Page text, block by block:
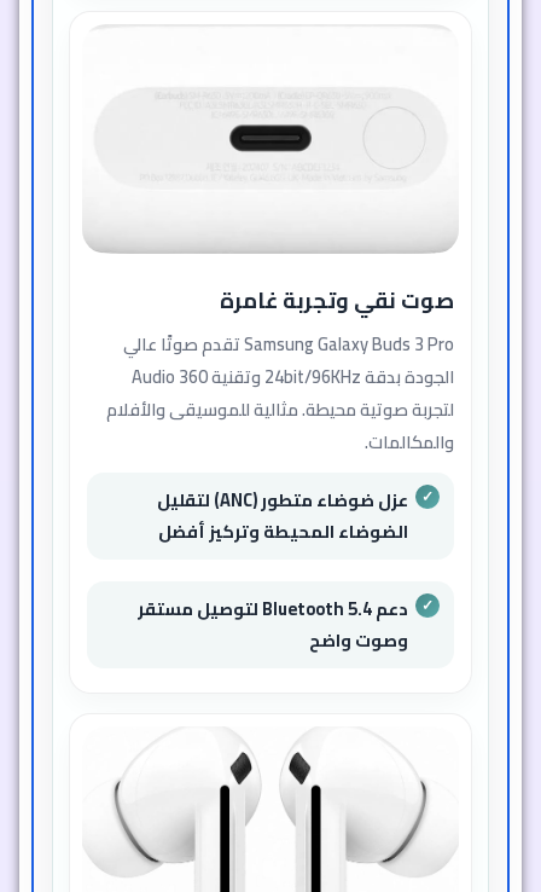
صوت نقي وتجربة غامرة
Samsung Galaxy Buds 3 Pro تقدم صوتًا عالي
الجودة بدقة 24bit/96KHz وتقنية 360 Audio
لتجربة صوتية محيطة. مثالية للموسيقى والأفلام
والمكالمات.
عزل ضوضاء متطور (ANC) لتقليل
الضوضاء المحيطة وتركيز أفضل
دعم Bluetooth 5.4 لتوصيل مستقر
وصوت واضح